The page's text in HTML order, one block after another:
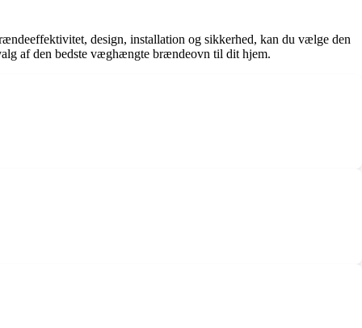
design, installation og sikkerhed, kan du vælge den
af den bedste væghængte brændeovn til dit hjem.